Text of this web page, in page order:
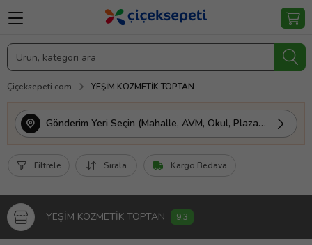
Çiçeksepeti.com YEŞİM KOZMETİK TOPTAN
Gönderim Yeri Seçin (Mahalle, AVM, Okul, Plaza vs.)
Filtrele Sırala Kargo Bedava
YEŞİM KOZMETİK TOPTAN 9,3